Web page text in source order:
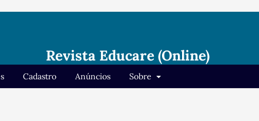
Revista Educare (Online)
Cadastro Anúncios Sobre